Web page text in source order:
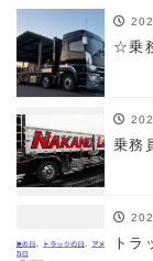
☆乗
乗務
トラ